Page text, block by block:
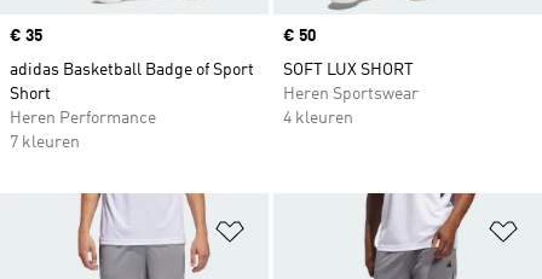
Price
€ 35
adidas Basketball Badge of Sport
Short
Heren Performance
7 kleuren
Price
€ 50
SOFT LUX SHORT
Heren Sportswear
4 kleuren
Op verlanglijst zetten